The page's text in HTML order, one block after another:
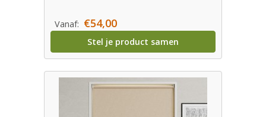
Vanaf: €54,00
Stel je product samen